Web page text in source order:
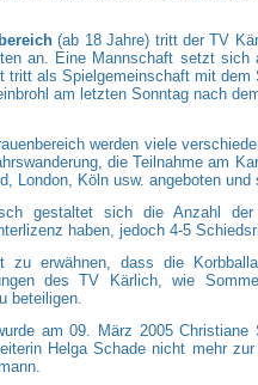
(ab 18 Jahre) tritt der TV
an. Eine Mannschaft setzt
tritt als Spielgemeinschaft mit
am letzten Sonntag nach
werden viele
die Teilnahme am
London, Köln usw. angeboten und
gestaltet sich die Anzahl
haben, jedoch 4-5
zu erwähnen, dass die
des TV Kärlich, wie
beteiligen.
am 09. März 2005
Helga Schade nicht mehr